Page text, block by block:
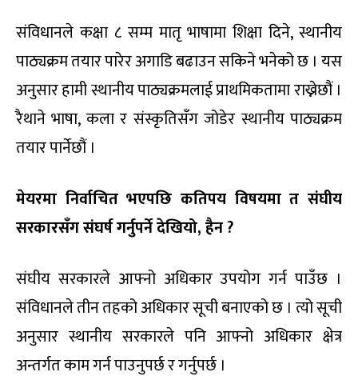
संविधानले कक्षा ८ सम्म मातृ भाषामा शिक्षा दिने, स्थानीय
पाठ्यक्रम तयार पारेर अगाडि बढाउन सकिने भनेको छ । यस
अनुसार हामी स्थानीय पाठ्यक्रमलाई प्राथमिकतामा राख्नेछौं ।
रैथाने भाषा, कला र संस्कृतिसँग जोडेर स्थानीय पाठ्यक्रम
तयार पार्नेछौं ।
मेयरमा निर्वाचित भएपछि कतिपय विषयमा त संघीय
सरकारसँग संघर्ष गर्नुपर्ने देखियो, हैन ?
संघीय सरकारले आफ्नो अधिकार उपयोग गर्न पाउँछ ।
संविधानले तीन तहको अधिकार सूची बनाएको छ । त्यो सूची
अनुसार स्थानीय सरकारले पनि आफ्नो अधिकार क्षेत्र
अन्तर्गत काम गर्न पाउनुपर्छ र गर्नुपर्छ ।